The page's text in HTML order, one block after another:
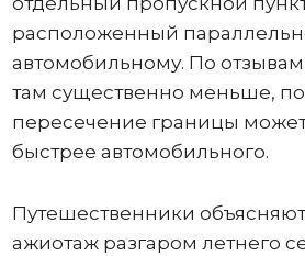
расположенный
автомобильному. По
там существенно меньше,
пересечение границы может
быстрее автомобильного.
Путешественники
ажиотаж разгаром летнего